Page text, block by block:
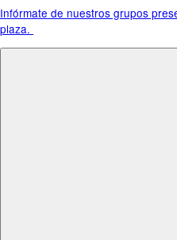
Infórmate de nuestros grupos
plaza.